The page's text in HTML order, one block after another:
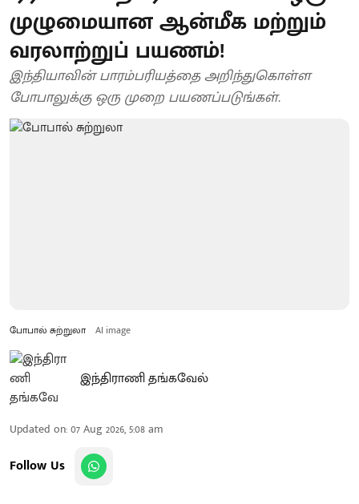
முழுமையான ஆன்மீக மற்றும்
வரலாற்றுப் பயணம்!
இந்தியாவின் பாரம்பரியத்தை அறிந்துகொள்ள
போபாலுக்கு ஒரு முறை பயணப்படுங்கள்.
போபால் சுற்றுலா AI image
இந்திராணி தங்கவேல்
Updated on:07 Aug 2026, 5:08 am
Follow Us